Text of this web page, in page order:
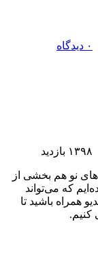
۰ دیدگاه
۱۳۹۸ بازدید
نو هم بخشی از
که می‌تواند
همراه باشید تا
کنیم.